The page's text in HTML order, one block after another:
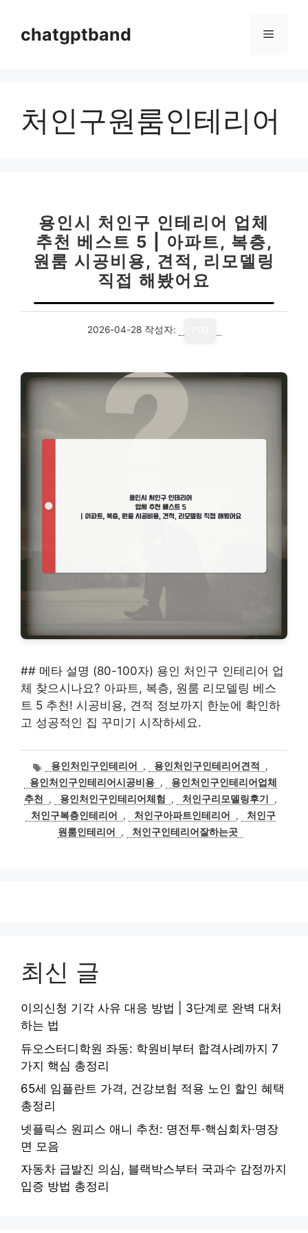
chatgptband 메
처인구원룸인테리어
용인시 처인구 인테리어 업체
추천 베스트 5 | 아파트, 복층,
원룸 시공비용, 견적, 리모델링
직접 해봤어요
2026-04-28 작성자:
## 메타 설명 (80-100자) 용인 처인구 인테리어 업
체 찾으시나요? 아파트, 복층, 원룸 리모델링 베스
트 5 추천! 시공비용, 견적 정보까지 한눈에 확인하
고 성공적인 집 꾸미기 시작하세요.
태
그
용인처인구인테리어 , 용인처인구인테리어견적
,
용인처인구인테리어시공비용 ,
용인처인구인테리어업체
추천
, 용인처인구인테리어체험 , 처인구리모델링후기
,
처인구복층인테리어
, 처인구아파트인테리어 ,
처인구
원룸인테리어
, 처인구인테리어잘하는곳
최신 글
이의신청 기각 사유 대응 방법 | 3단계로 완벽 대처
하는 법
듀오스터디학원 좌동: 학원비부터 합격사례까지 7
가지 핵심 총정리
65세 임플란트 가격, 건강보험 적용 노인 할인 혜택
총정리
넷플릭스 원피스 애니 추천: 명전투·핵심회차·명장
면 모음
자동차 급발진 의심, 블랙박스부터 국과수 감정까지
입증 방법 총정리